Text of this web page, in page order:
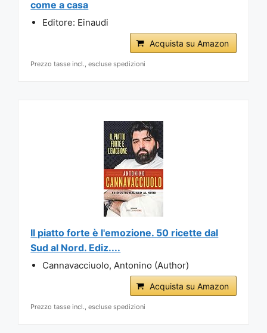
come a casa
Editore: Einaudi
Acquista su Amazon
Prezzo tasse incl., escluse spedizioni
Il piatto forte è l'emozione. 50 ricette dal
Sud al Nord. Ediz....
Cannavacciuolo, Antonino (Author)
Acquista su Amazon
Prezzo tasse incl., escluse spedizioni